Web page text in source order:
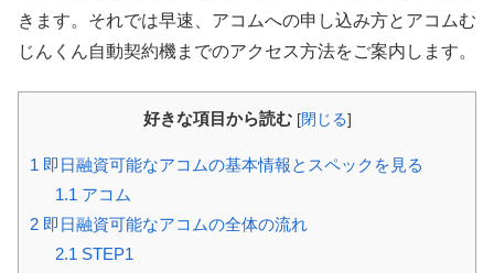
きます。それでは早速、アコムへの申し込み方とアコムむ
じんくん自動契約機までのアクセス方法をご案内します。
好きな項目から読む [閉じる]
1 即日融資可能なアコムの基本情報とスペックを見る
1.1 アコム
2 即日融資可能なアコムの全体の流れ
2.1 STEP1